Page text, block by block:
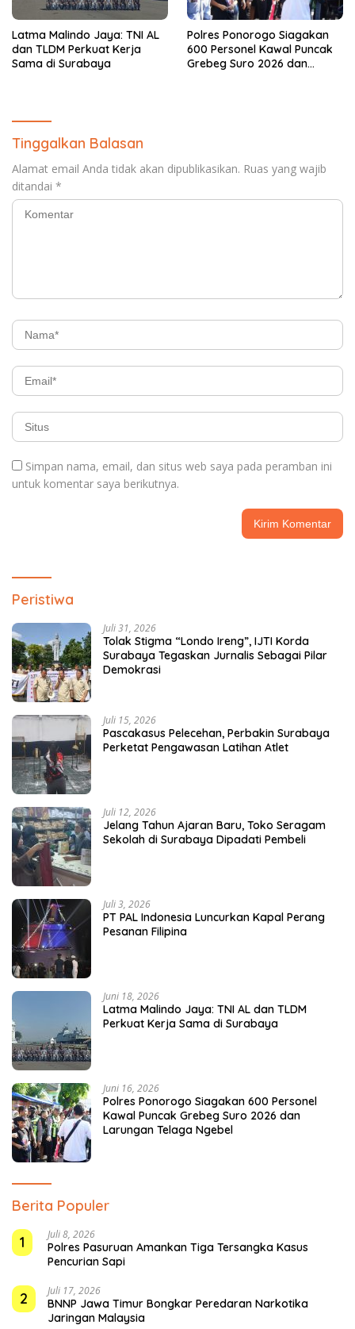
Latma Malindo Jaya: TNI AL
dan TLDM Perkuat Kerja
Sama di Surabaya
Polres Ponorogo Siagakan
600 Personel Kawal Puncak
Grebeg Suro 2026 dan
Tinggalkan Balasan
Alamat email Anda tidak akan dipublikasikan. Ruas yang wajib
ditandai *
Simpan nama, email, dan situs web saya pada peramban ini
untuk komentar saya berikutnya.
Peristiwa
Juli 31, 2026
Tolak Stigma “Londo Ireng”, IJTI Korda
Surabaya Tegaskan Jurnalis Sebagai Pilar
Demokrasi
Juli 15, 2026
Pascakasus Pelecehan, Perbakin Surabaya
Perketat Pengawasan Latihan Atlet
Juli 12, 2026
Jelang Tahun Ajaran Baru, Toko Seragam
Sekolah di Surabaya Dipadati Pembeli
Juli 3, 2026
PT PAL Indonesia Luncurkan Kapal Perang
Pesanan Filipina
Juni 18, 2026
Latma Malindo Jaya: TNI AL dan TLDM
Perkuat Kerja Sama di Surabaya
Juni 16, 2026
Polres Ponorogo Siagakan 600 Personel
Kawal Puncak Grebeg Suro 2026 dan
Larungan Telaga Ngebel
Berita Populer
1
Juli 8, 2026
Polres Pasuruan Amankan Tiga Tersangka Kasus
Pencurian Sapi
2 Juli 17, 2026
BNNP Jawa Timur Bongkar Peredaran Narkotika
Jaringan Malaysia